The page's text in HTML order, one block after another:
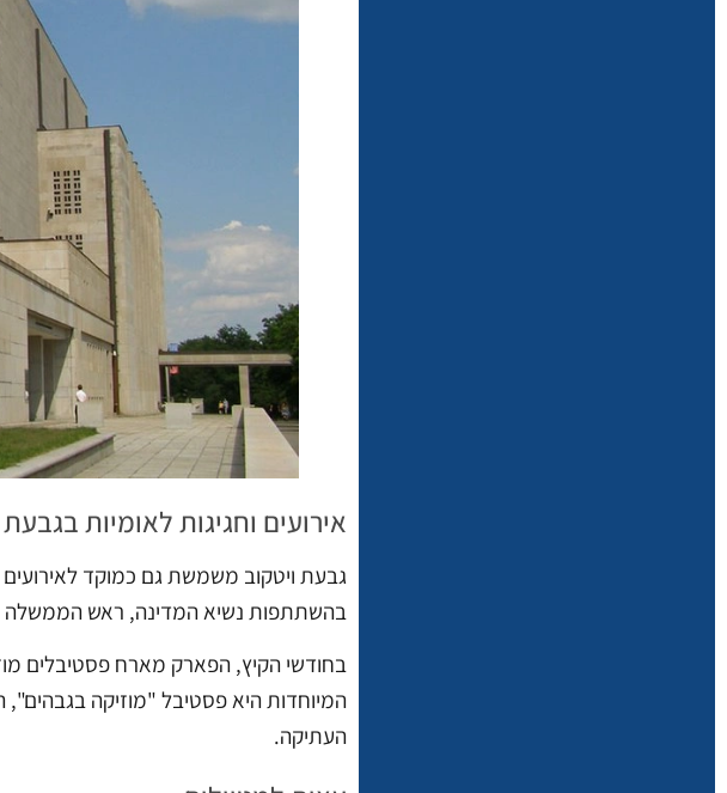
אירועים וחגיגות לאומיות בגבעת
בהשתתפות נשיא המדינה, ראש הממשלה
בחודשי הקיץ, הפארק מארח פסטיבלים
המיוחדות היא פסטיבל "מוזיקה בגבהים",
העתיקה.